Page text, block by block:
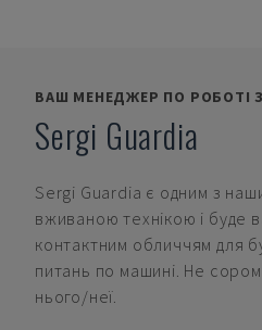
ВАШ МЕНЕДЖЕР ПО РОБОТІ
Sergi Guardia
Sergi Guardia є одним з
вживаною технікою і буде
контактним обличчям для
питань по машині. Не
нього/неї.